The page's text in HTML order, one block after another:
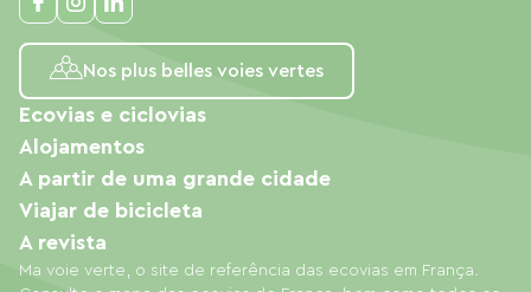
Nos plus belles voies vertes
Ma voie verte, o site de referência das ecovias em França.
Ecovias e ciclovias
Alojamentos
A partir de uma grande cidade
Viajar de bicicleta
A revista